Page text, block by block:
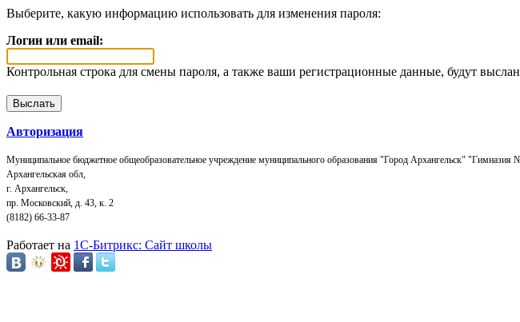
Выберите, какую информацию использовать для изменения пароля:
Логин или email:
Контрольная строка для смены пароля, а также ваши регистрационные данные, будут
Авторизация
Муниципальное бюджетное общеобразовательное учреждение муниципального образования "Город Архангельск" "Гимназия
Архангельская обл,
г. Архангельск,
пр. Московский, д. 43, к. 2
(8182) 66-33-87
Работает на 1C-Битрикс: Сайт школы